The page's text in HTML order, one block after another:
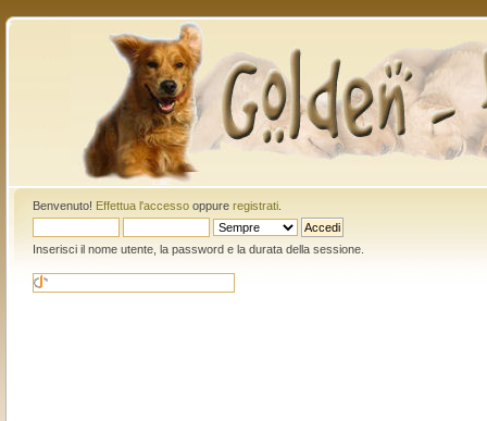
Benvenuto! Effettua l'accessooppure registrati.
Inserisci il nome utente, la password e la durata della sessione.